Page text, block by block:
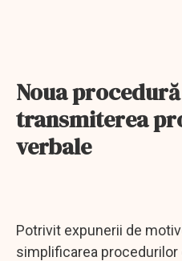
Noua
transmiterea
verbale
Potrivit expunerii de
simplificarea